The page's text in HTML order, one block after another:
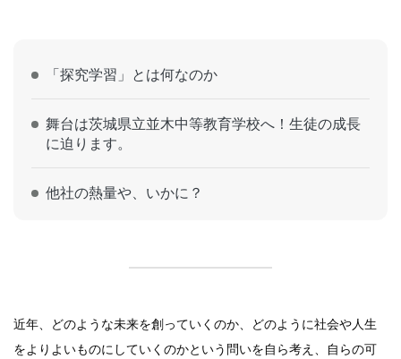
「探究学習」とは何なのか
舞台は茨城県立並木中等教育学校へ！生徒の成長
に迫ります。
他社の熱量や、いかに？
近年、どのような未来を創っていくのか、どのように社会や人生
をよりよいものにしていくのかという問いを自ら考え、自らの可